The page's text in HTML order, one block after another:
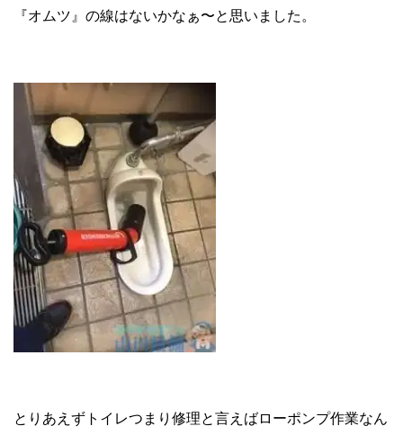
『オムツ』の線はないかなぁ〜と思いました。
とりあえずトイレつまり修理と言えばローポンプ作業なん